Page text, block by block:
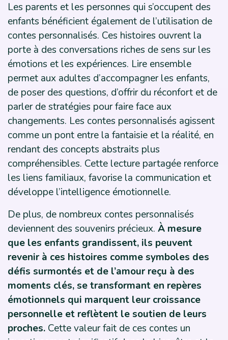
Les parents et les personnes qui s’occupent des
enfants bénéficient également de l’utilisation de
contes personnalisés. Ces histoires ouvrent la
porte à des conversations riches de sens sur les
émotions et les expériences. Lire ensemble
permet aux adultes d’accompagner les enfants,
de poser des questions, d’offrir du réconfort et de
parler de stratégies pour faire face aux
changements. Les contes personnalisés agissent
comme un pont entre la fantaisie et la réalité, en
rendant des concepts abstraits plus
compréhensibles. Cette lecture partagée renforce
les liens familiaux, favorise la communication et
développe l’intelligence émotionnelle.
De plus, de nombreux contes personnalisés
deviennent des souvenirs précieux. À mesure
que les enfants grandissent, ils peuvent
revenir à ces histoires comme symboles des
défis surmontés et de l’amour reçu à des
moments clés, se transformant en repères
émotionnels qui marquent leur croissance
personnelle et reflètent le soutien de leurs
proches. Cette valeur fait de ces contes un